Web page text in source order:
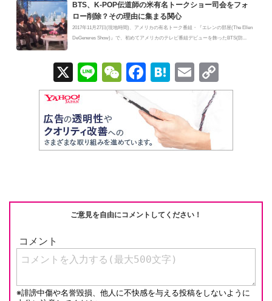
BTS、K-POP伝道師の米有名トークショー司会をフォ
ロー削除？その理由に集まる関心
2017年11月27日(現地時間)、アメリカの有名トーク番組・『エレンの部屋(The Ellen
DeGeneres Show)』で、初めてアメリカのテレビ番組デビューを飾ったBTS(防...
X
Li
n
e
W
e
C
at
F
a
c
e
b
k
H
at
e
n
a
E
m
ail
o
Li
ご意見を自由にコメントしてください！